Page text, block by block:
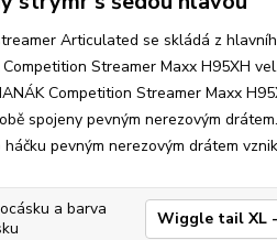
Articulated se skládá z
Streamer Maxx H95XH
Competition Streamer Maxx
spojeny pevným nerezovým
háčku pevným nerezovým drátem
a barva